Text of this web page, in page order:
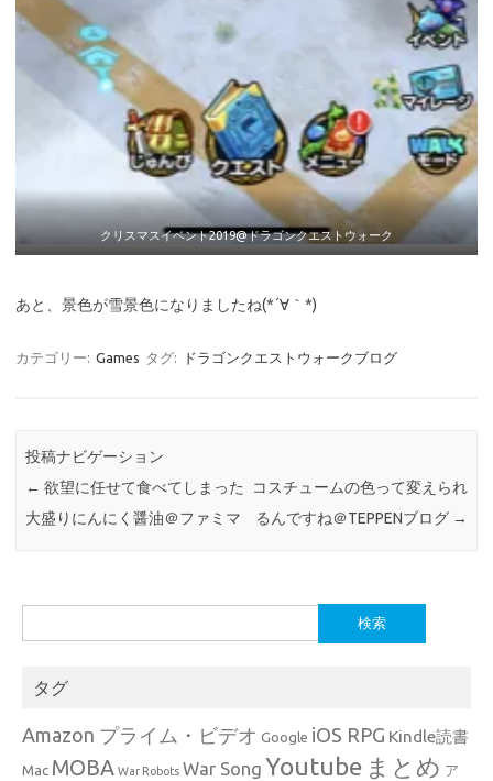
クリスマスイベント2019@ドラゴンクエストウォーク
あと、景色が雪景色になりましたね(*´∀｀*)
カテゴリー: Games タグ: ドラゴンクエストウォークブログ
投稿ナビゲーション
← 欲望に任せて食べてしまった
大盛りにんにく醤油＠ファミマ
コスチュームの色って変えられ
るんですね＠TEPPENブログ →
索:
タグ
Amazon プライム・ビデオ Google iOS RPG Kindle読書
Mac MOBA War Robots War Song Youtube まとめ ア